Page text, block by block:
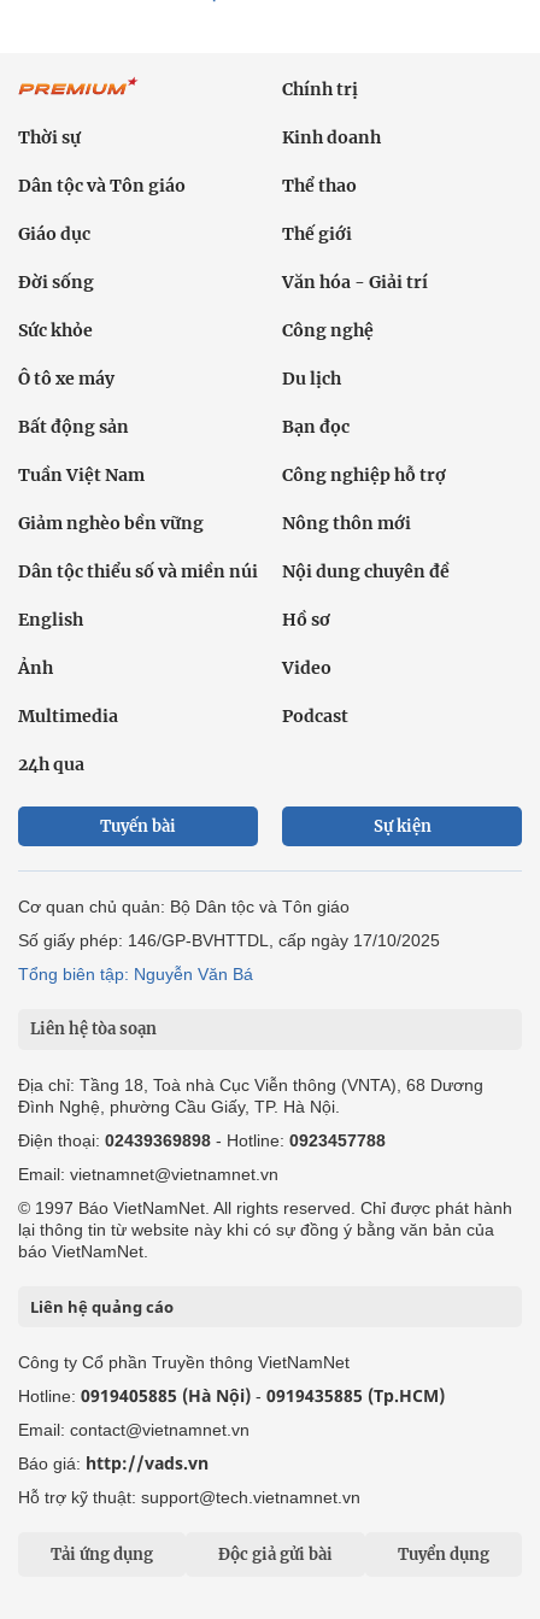
Chính trị
Thời sự Kinh doanh
Dân tộc và Tôn giáo Thể thao
Giáo dục Thế giới
Đời sống Văn hóa - Giải trí
Sức khỏe Công nghệ
Ô tô xe máy Du lịch
Bất động sản Bạn đọc
Tuần Việt Nam Công nghiệp hỗ trợ
Giảm nghèo bền vững Nông thôn mới
Dân tộc thiểu số và miền núi Nội dung chuyên đề
English Hồ sơ
Ảnh Video
Multimedia Podcast
24h qua
Tuyến bài Sự kiện
Cơ quan chủ quản: Bộ Dân tộc và Tôn giáo
Số giấy phép: 146/GP-BVHTTDL, cấp ngày 17/10/2025
Tổng biên tập: Nguyễn Văn Bá
Liên hệ tòa soạn
Địa chỉ: Tầng 18, Toà nhà Cục Viễn thông (VNTA), 68 Dương
Đình Nghệ, phường Cầu Giấy, TP. Hà Nội.
Điện thoại: 02439369898 - Hotline: 0923457788
Email: vietnamnet@vietnamnet.vn
© 1997 Báo VietNamNet. All rights reserved. Chỉ được phát hành
lại thông tin từ website này khi có sự đồng ý bằng văn bản của
báo VietNamNet.
Liên hệ quảng cáo
Công ty Cổ phần Truyền thông VietNamNet
Hotline: 0919405885 (Hà Nội) - 0919435885 (Tp.HCM)
Email: contact@vietnamnet.vn
Báo giá: http://vads.vn
Hỗ trợ kỹ thuật: support@tech.vietnamnet.vn
Tải ứng dụng Độc giả gửi bài Tuyển dụng